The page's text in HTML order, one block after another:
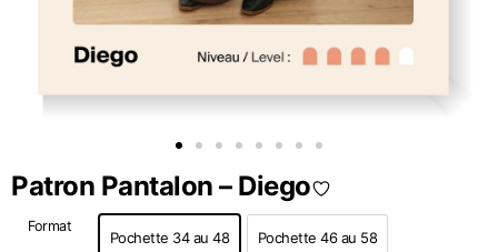
Patron Pantalon – Diego
Format
Pochette 34 au 48 Pochette 46 au 58